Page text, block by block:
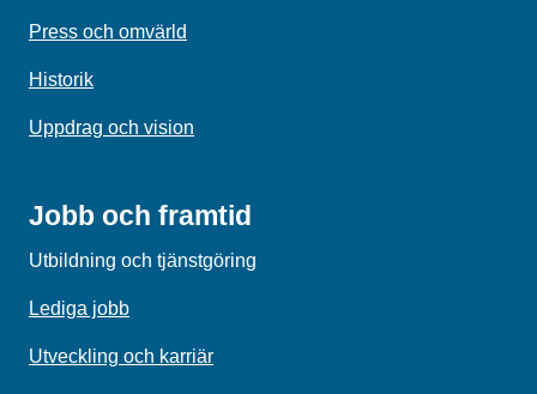
Press och omvärld
Historik
Uppdrag och vision
Jobb och framtid
Utbildning och tjänstgöring
Lediga jobb
Utveckling och karriär